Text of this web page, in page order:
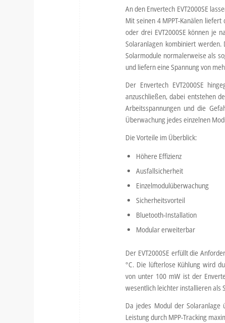
An den Envertech EVT2000SE
Mit seinen 4 MPPT-Kanälen
oder drei EVT2000SE können je
Solaranlagen kombiniert
Solarmodule normalerweise als
und liefern eine Spannung von
Der Envertech EVT2000SE
anzuschließen, dabei entstehen
Arbeitsspannungen und die
Überwachung jedes einzelnen
Die Vorteile im Überblick:
Höhere Effizienz
Ausfallsicherheit
Einzelmodulüberwachung
Sicherheitsvorteil
Bluetooth-Installation
Modular erweiterbar
Der EVT2000SE erfüllt die
°C. Die lüfterlose Kühlung wird
von unter 100 mW ist der
wesentlich leichter installieren als
Da jedes Modul der Solaranlage
Leistung durch MPP-Tracking